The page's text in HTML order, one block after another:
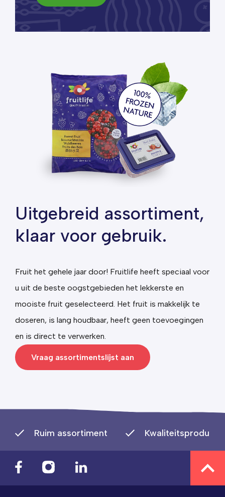
Uitgebreid assortiment,
klaar voor gebruik.
Fruit het gehele jaar door! Fruitlife heeft speciaal voor
u uit de beste oogstgebieden het lekkerste en
mooiste fruit geselecteerd. Het fruit is makkelijk te
doseren, is lang houdbaar, heeft geen toevoegingen
en is direct te verwerken.
Vraag assortimentslijst aan
Ruim assortiment